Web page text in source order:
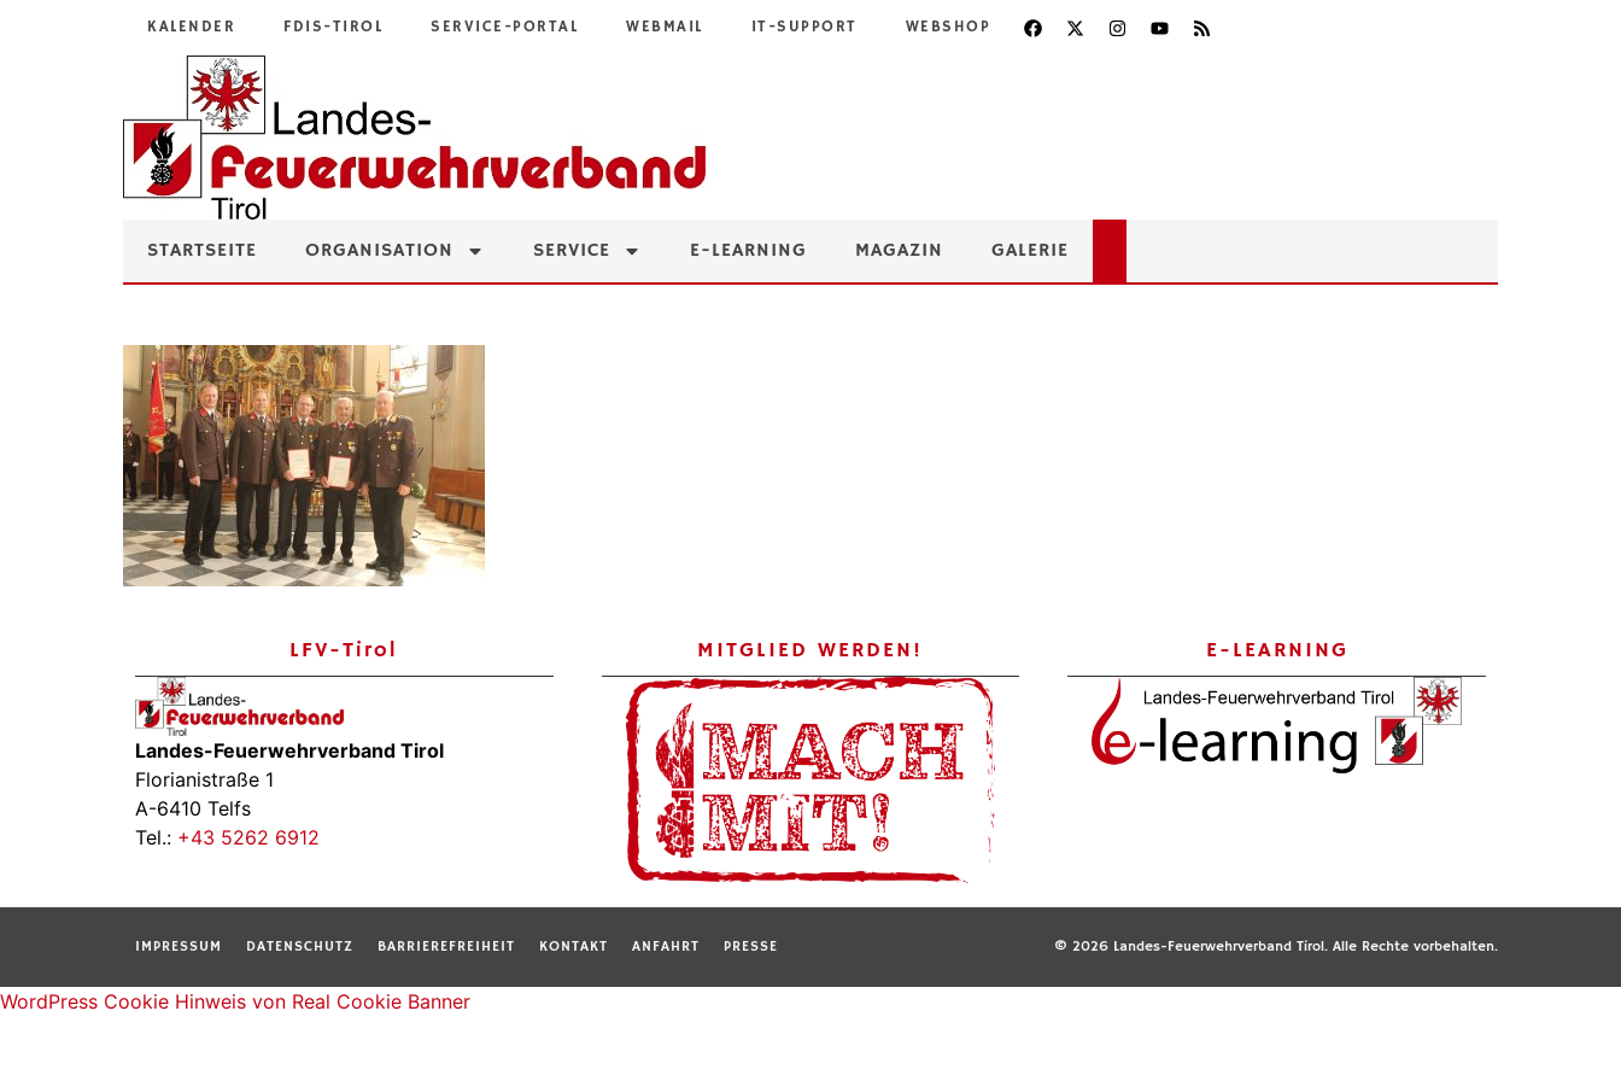
KALENDER FDIS-TIROL SERVICE-PORTAL WEBMAIL IT-SUPPORT WEBSHOP
STARTSEITE ORGANISATION SERVICE E-LEARNING MAGAZIN GALERIE
LFV-Tirol
Landes-Feuerwehrverband Tirol
Florianistraße 1
A-6410 Telfs
Tel.: +43 5262 6912
MITGLIED WERDEN! E-LEARNING
IMPRESSUM DATENSCHUTZ BARRIEREFREIHEIT KONTAKT ANFAHRT PRESSE © 2026 Landes-Feuerwehrverband Tirol. Alle Rechte vorbehalten.
WordPress Cookie Hinweis von Real Cookie Banner